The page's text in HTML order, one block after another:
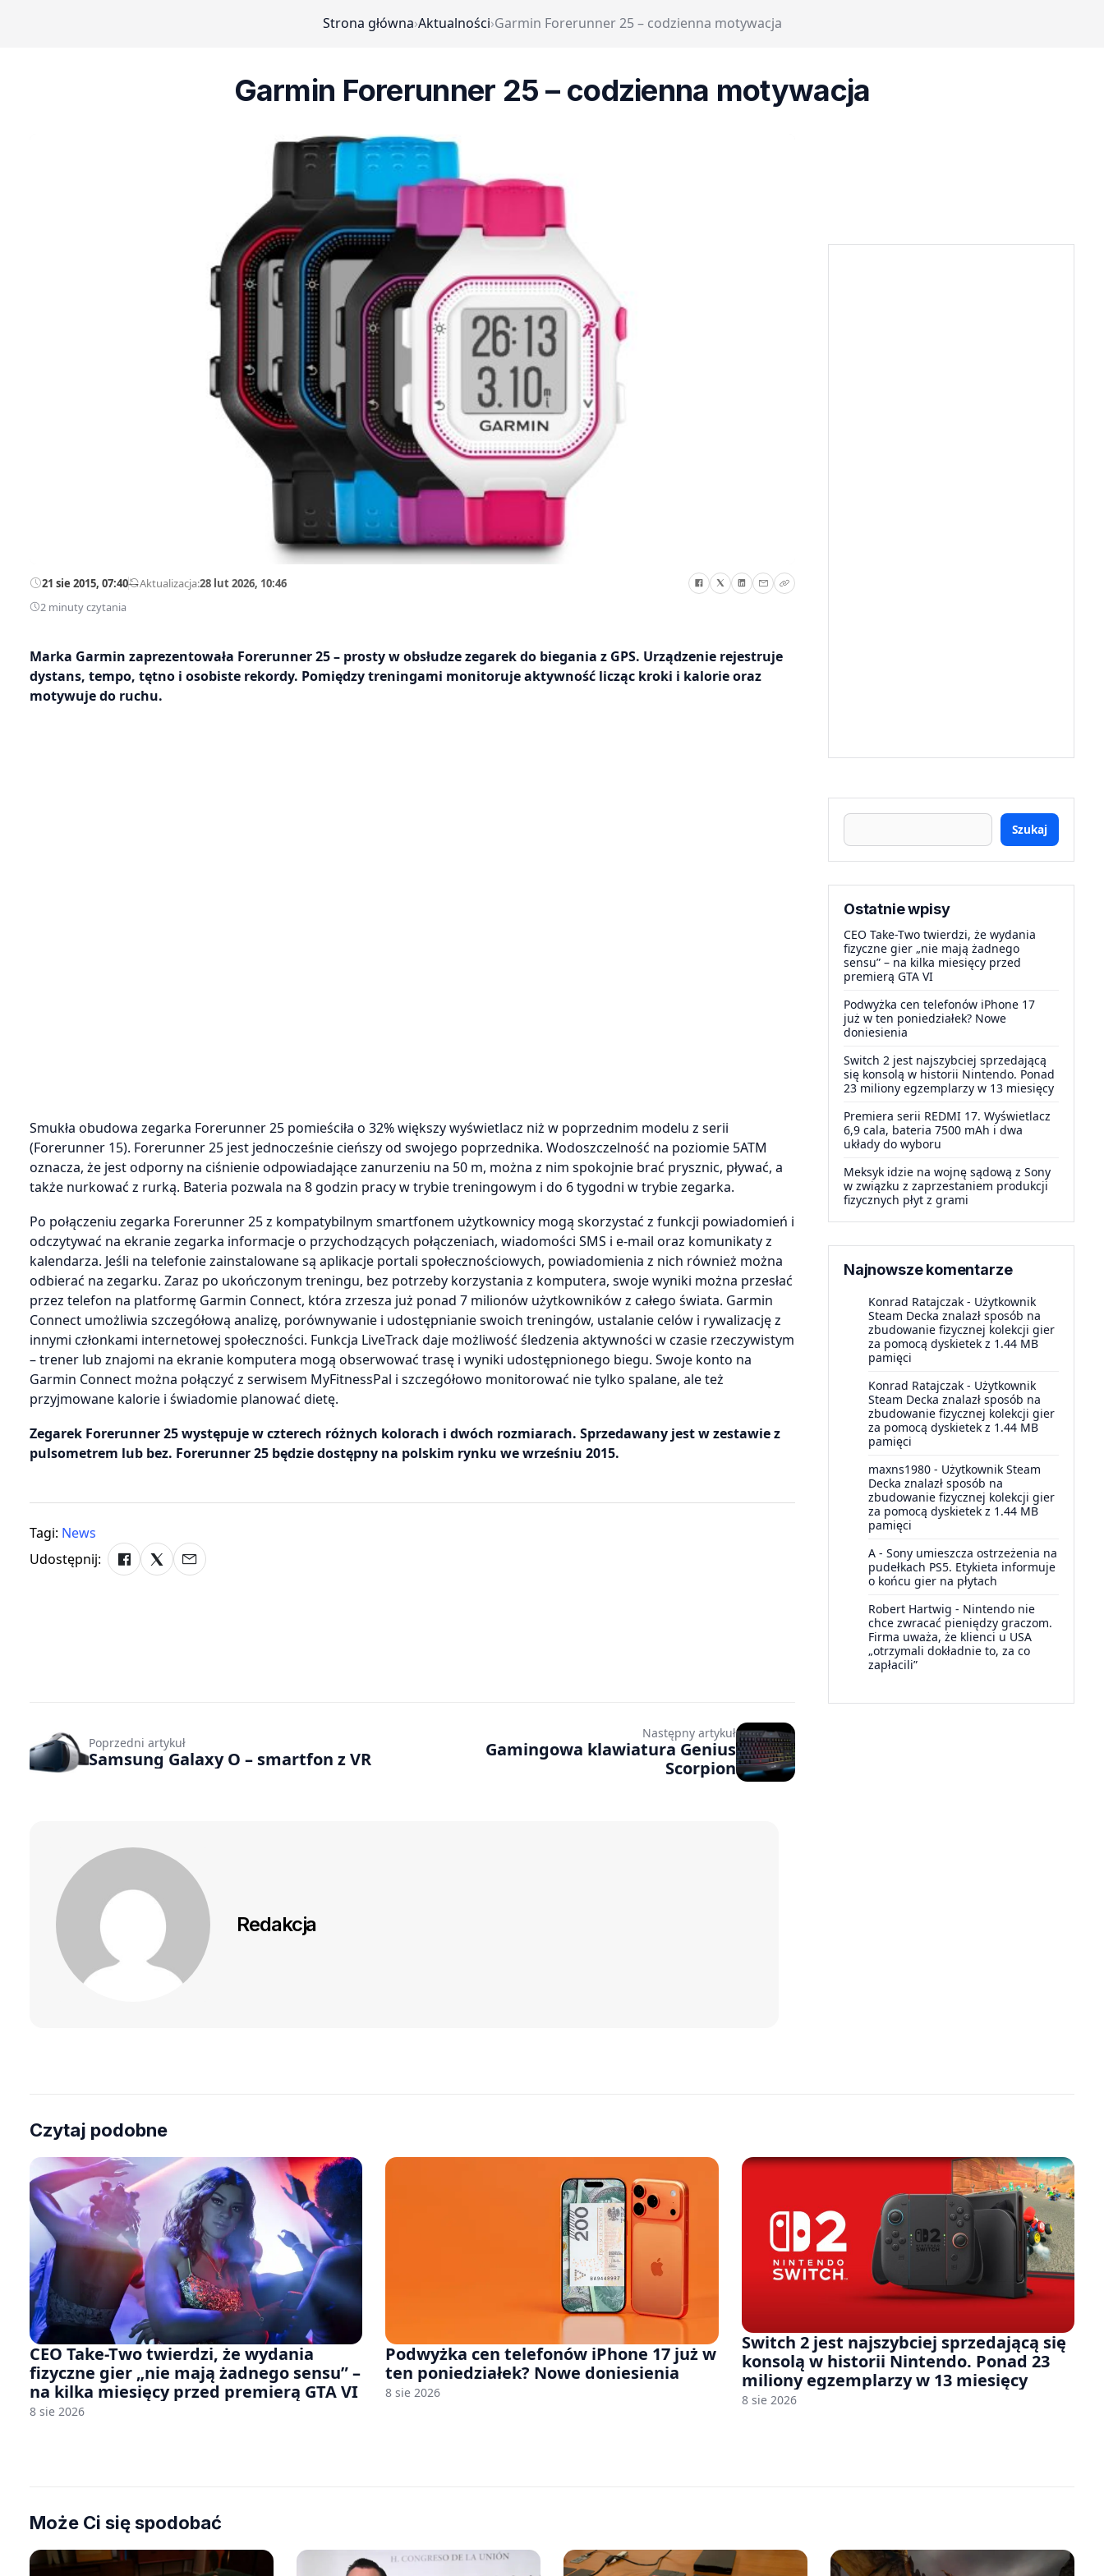
Strona główna›Aktualności›Garmin Forerunner 25 – codzienna motywacja
Garmin Forerunner 25 – codzienna motywacja
21 sie 2015, 07:40—Aktualizacja:28 lut 2026, 10:46
2 minuty czytania
Marka Garmin zaprezentowała Forerunner 25 – prosty w obsłudze zegarek do biegania z GPS. Urządzenie rejestruje
dystans, tempo, tętno i osobiste rekordy. Pomiędzy treningami monitoruje aktywność licząc kroki i kalorie oraz
motywuje do ruchu.
Smukła obudowa zegarka Forerunner 25 pomieściła o 32% większy wyświetlacz niż w poprzednim modelu z serii
(Forerunner 15). Forerunner 25 jest jednocześnie cieńszy od swojego poprzednika. Wodoszczelność na poziomie 5ATM
oznacza, że jest odporny na ciśnienie odpowiadające zanurzeniu na 50 m, można z nim spokojnie brać prysznic, pływać, a
także nurkować z rurką. Bateria pozwala na 8 godzin pracy w trybie treningowym i do 6 tygodni w trybie zegarka.
Po połączeniu zegarka Forerunner 25 z kompatybilnym smartfonem użytkownicy mogą skorzystać z funkcji powiadomień i
odczytywać na ekranie zegarka informacje o przychodzących połączeniach, wiadomości SMS i e-mail oraz komunikaty z
kalendarza. Jeśli na telefonie zainstalowane są aplikacje portali społecznościowych, powiadomienia z nich również można
odbierać na zegarku. Zaraz po ukończonym treningu, bez potrzeby korzystania z komputera, swoje wyniki można przesłać
przez telefon na platformę Garmin Connect, która zrzesza już ponad 7 milionów użytkowników z całego świata. Garmin
Connect umożliwia szczegółową analizę, porównywanie i udostępnianie swoich treningów, ustalanie celów i rywalizację z
innymi członkami internetowej społeczności. Funkcja LiveTrack daje możliwość śledzenia aktywności w czasie rzeczywistym
– trener lub znajomi na ekranie komputera mogą obserwować trasę i wyniki udostępnionego biegu. Swoje konto na
Garmin Connect można połączyć z serwisem MyFitnessPal i szczegółowo monitorować nie tylko spalane, ale też
przyjmowane kalorie i świadomie planować dietę.
Zegarek Forerunner 25 występuje w czterech różnych kolorach i dwóch rozmiarach. Sprzedawany jest w zestawie z
pulsometrem lub bez. Forerunner 25 będzie dostępny na polskim rynku we wrześniu 2015.
Tagi: News
Udostępnij:
Szukaj
Ostatnie wpisy
CEO Take-Two twierdzi, że wydania
fizyczne gier „nie mają żadnego
sensu” – na kilka miesięcy przed
premierą GTA VI
Podwyżka cen telefonów iPhone 17
już w ten poniedziałek? Nowe
doniesienia
Switch 2 jest najszybciej sprzedającą
się konsolą w historii Nintendo. Ponad
23 miliony egzemplarzy w 13 miesięcy
Premiera serii REDMI 17. Wyświetlacz
6,9 cala, bateria 7500 mAh i dwa
układy do wyboru
Meksyk idzie na wojnę sądową z Sony
w związku z zaprzestaniem produkcji
fizycznych płyt z grami
Najnowsze komentarze
Konrad Ratajczak - Użytkownik
Steam Decka znalazł sposób na
zbudowanie fizycznej kolekcji gier
za pomocą dyskietek z 1.44 MB
pamięci
Konrad Ratajczak - Użytkownik
Steam Decka znalazł sposób na
zbudowanie fizycznej kolekcji gier
za pomocą dyskietek z 1.44 MB
pamięci
maxns1980 - Użytkownik Steam
Decka znalazł sposób na
zbudowanie fizycznej kolekcji gier
za pomocą dyskietek z 1.44 MB
pamięci
A - Sony umieszcza ostrzeżenia na
pudełkach PS5. Etykieta informuje
o końcu gier na płytach
Robert Hartwig - Nintendo nie
chce zwracać pieniędzy graczom.
Firma uważa, że klienci u USA
„otrzymali dokładnie to, za co
zapłacili”
Poprzedni artykuł
Samsung Galaxy O – smartfon z VR
Następny artykuł
Gamingowa klawiatura Genius
Scorpion
Redakcja
Czytaj podobne
CEO Take-Two twierdzi, że wydania
fizyczne gier „nie mają żadnego sensu” –
na kilka miesięcy przed premierą GTA VI
8 sie 2026
Podwyżka cen telefonów iPhone 17 już w
ten poniedziałek? Nowe doniesienia
8 sie 2026
Switch 2 jest najszybciej sprzedającą się
konsolą w historii Nintendo. Ponad 23
miliony egzemplarzy w 13 miesięcy
8 sie 2026
Może Ci się spodobać